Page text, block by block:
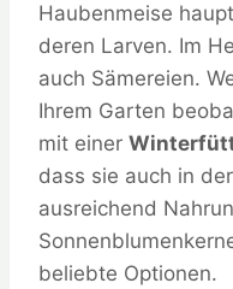
Haubenmeise
deren Larven. Im
auch Sämereien.
Ihrem Garten
mit einer
dass sie auch in
ausreichend
beliebte Optionen.